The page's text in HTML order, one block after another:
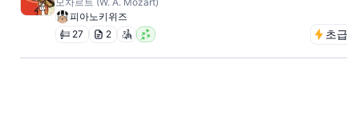
피아노키위즈
27
2 초급